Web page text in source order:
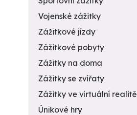
Vojenské zážitky
Zážitkové jízdy
Zážitkové pobyty
Zážitky na doma
Zážitky se zvířaty
Zážitky ve virtuální realitě
Únikové hry